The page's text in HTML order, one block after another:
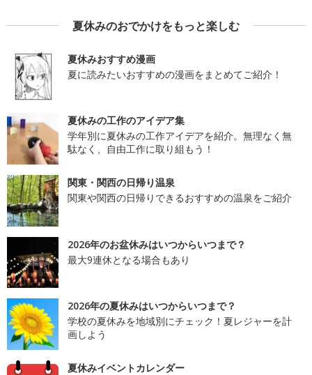
夏休みのおでかけをもっと楽しむ
夏休みおすすめ漫画
夏に読みたいおすすめの漫画をまとめてご紹介！
夏休みの工作のアイデア集
学年別に夏休みの工作アイデアを紹介。無理なく無
駄なく、自由工作に取り組もう！
関東・関西の日帰り温泉
関東や関西の日帰りできるおすすめの温泉をご紹介
2026年のお盆休みはいつからいつまで？
最大9連休となる場合もあり
2026年の夏休みはいつからいつまで？
学校の夏休みを地域別にチェック！夏レジャーを計
画しよう
夏休みイベントカレンダー